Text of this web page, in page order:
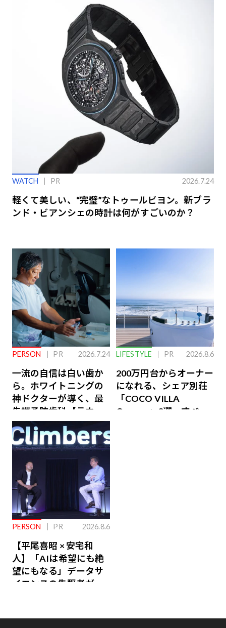
WATCH PR 2026.7.24
軽くて美しい、“完璧”なトゥールビヨン。新ブラ
ンド・ビアンシェの時計は何がすごいのか？
PERSON PR 2026.7.24
一流の自信は白い歯か
ら。ホワイトニングの
神ドクターが導く、最
先端予防歯科【ラウン
ジ会員特典あり】
LIFESTYLE PR 2026.8.6
200万円台からオーナー
になれる、シェア別荘
「COCO VILLA
Owners」3選。すべて
PERSON PR 2026.8.6
【平尾喜昭 × 安宅和
人】「AIは希望にも絶
望にもなる」データサ
イエンスの先駆者が語